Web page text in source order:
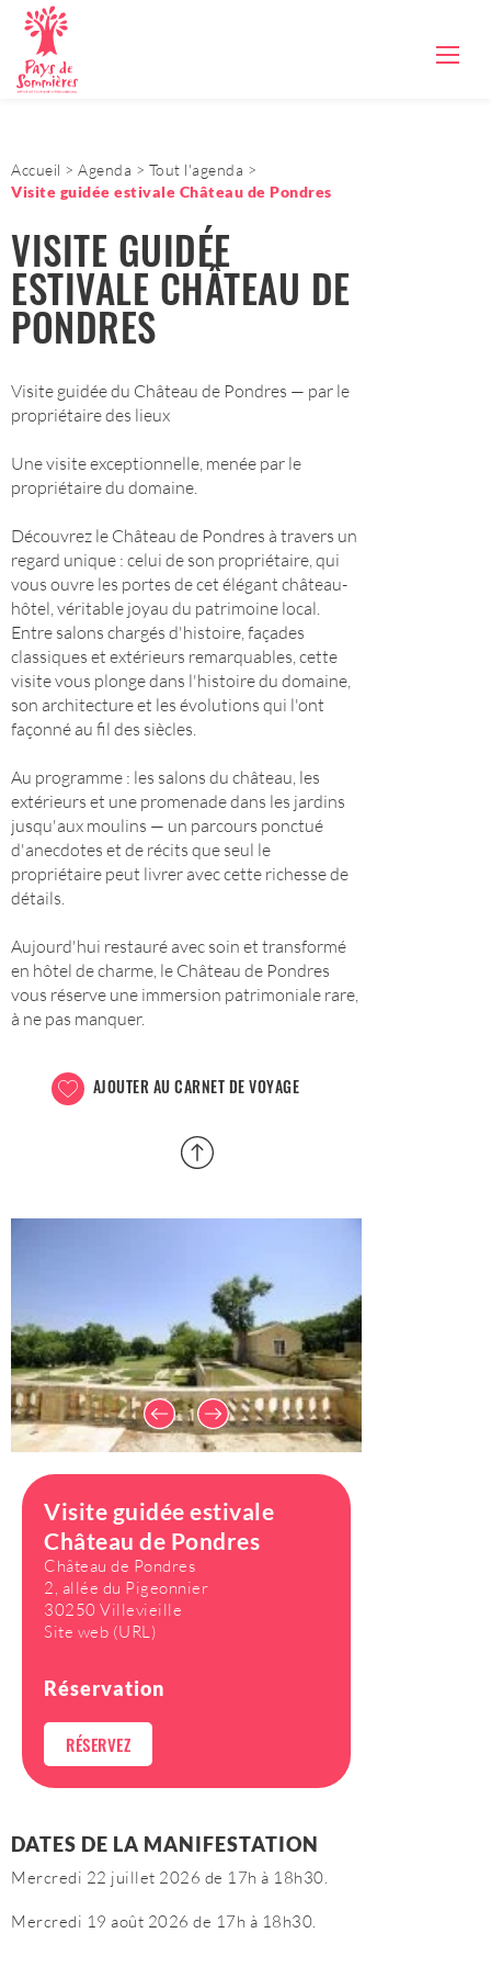
Accueil Agenda
Tout l'agenda
Visite guidée estivale Château de Pondres
VISITE GUIDÉE
ESTIVALE CHÂTEAU DE
PONDRES
Visite guidée du Château de Pondres — par le
propriétaire des lieux
Une visite exceptionnelle, menée par le
propriétaire du domaine.
Découvrez le Château de Pondres à travers un
regard unique : celui de son propriétaire, qui
vous ouvre les portes de cet élégant château-
hôtel, véritable joyau du patrimoine local.
Entre salons chargés d'histoire, façades
classiques et extérieurs remarquables, cette
visite vous plonge dans l'histoire du domaine,
son architecture et les évolutions qui l'ont
façonné au fil des siècles.
Au programme : les salons du château, les
extérieurs et une promenade dans les jardins
jusqu'aux moulins — un parcours ponctué
d'anecdotes et de récits que seul le
propriétaire peut livrer avec cette richesse de
détails.
Aujourd'hui restauré avec soin et transformé
en hôtel de charme, le Château de Pondres
vous réserve une immersion patrimoniale rare,
à ne pas manquer.
AJOUTER AU CARNET DE VOYAGE
Visite guidée estivale
Château de Pondres
Château de Pondres
2, allée du Pigeonnier
30250 Villevieille
Site web (URL)
Réservation
RÉSERVEZ
DATES DE LA MANIFESTATION
Mercredi 22 juillet 2026 de 17h à 18h30.
Mercredi 19 août 2026 de 17h à 18h30.